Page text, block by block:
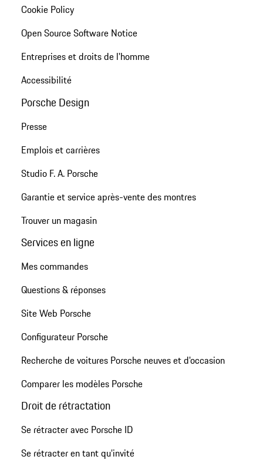
Cookie Policy
Open Source Software Notice
Entreprises et droits de l'homme
Accessibilité
Porsche Design
Presse
Emplois et carrières
Studio F. A. Porsche
Garantie et service après-vente des montres
Trouver un magasin
Services en ligne
Mes commandes
Questions & réponses
Site Web Porsche
Configurateur Porsche
Recherche de voitures Porsche neuves et d'occasion
Comparer les modèles Porsche
Droit de rétractation
Se rétracter avec Porsche ID
Se rétracter en tant qu’invité